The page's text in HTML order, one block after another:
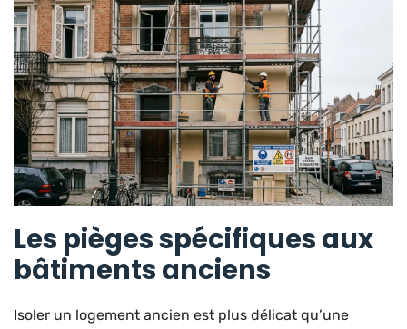
Les pièges spécifiques aux
bâtiments anciens
Isoler un logement ancien est plus délicat qu’une